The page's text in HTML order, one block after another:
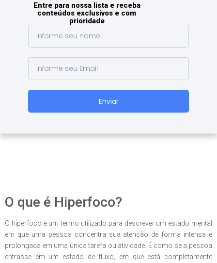
Enviar
Entre para nossa lista e receba
conteúdos exclusivos e com
prioridade
O que é Hiperfoco?
O hiperfoco é um termo utilizado para descrever um estado mental
em que uma pessoa concentra sua atenção de forma intensa e
prolongada em uma única tarefa ou atividade. É como se a pessoa
entrasse em um estado de fluxo, em que está completamente